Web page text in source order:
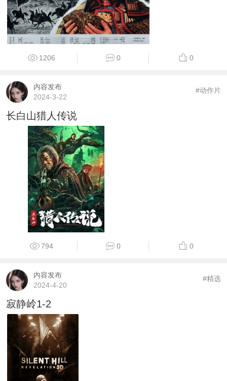
1206 0 0
内容发布
2024-3-22
#动作片
长白山猎人传说
794 0 0
内容发布
2024-4-20
#精选
寂静岭1-2